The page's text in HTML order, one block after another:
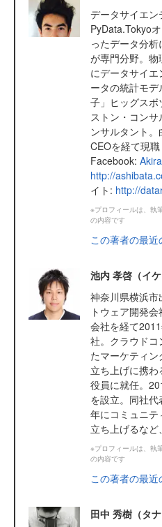
データサイエ
PyData.Tokyo
ったデータ分
が専門分野。
にデータサイ
ータの統計モ
子」ヒッグス
ストン・コン
ンサルタント
CEOを経て現
Facebook:
http://
イト: http://
※プロフィールは、執
の内容です
この著者の最
池内 孝啓（イ
神奈川県横浜
トウェア開発
会社を経て
社。クラウドコ
たマーケティ
立ち上げに携
役員に就任。
を設立。同社
年にコミュニ
立ち上げるな
※プロフィールは、執
の内容です
この著者の最
田中 秀樹（タナ